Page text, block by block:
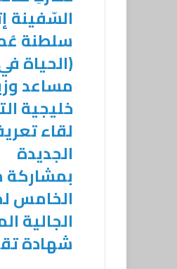
السّفينة
سلطنة
(الحياة
مساعد
خليجية
لقاء
الجديدة
الخامس
الجالية
شهادة